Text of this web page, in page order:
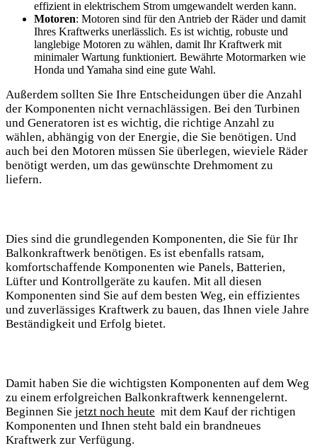
effizient in​ elektrischem Strom umgewandelt werden kann.
Motoren: Motoren‌ sind für den Antrieb der Räder und damit
Ihres⁢ Kraftwerks unerlässlich. Es​ ist⁢ wichtig, ‍robuste und​
langlebige Motoren zu ⁣wählen, damit‌ Ihr Kraftwerk mit
minimaler Wartung ‍funktioniert.⁤ Bewährte Motormarken wie
Honda und Yamaha sind eine gute Wahl.
Außerdem⁣ sollten Sie Ihre ​Entscheidungen über die Anzahl
der Komponenten nicht ‍vernachlässigen. ‌Bei ⁤den Turbinen
und Generatoren ist‍ es wichtig,​ die richtige Anzahl zu
⁣wählen, abhängig von ⁣der Energie, die‍ Sie ⁤benötigen. Und
auch bei​ den Motoren müssen Sie überlegen, ​wieviele Räder
benötigt werden, um das ‌gewünschte ⁢Drehmoment zu
liefern.
Dies sind die ⁤grundlegenden ⁢Komponenten, die ⁣Sie für Ihr
Balkonkraftwerk benötigen. ⁣Es‍ ist ebenfalls ‍ratsam,
komfortschaffende Komponenten‌ wie Panels,​ Batterien,
Lüfter und Kontrollgeräte zu kaufen. Mit all diesen
Komponenten sind Sie auf⁢ dem⁤ besten Weg, ein effizientes
und zuverlässiges Kraftwerk zu bauen, das Ihnen viele Jahre
⁤Beständigkeit und Erfolg bietet.
Damit haben Sie die wichtigsten Komponenten auf dem Weg
zu einem erfolgreichen ⁤Balkonkraftwerk kennengelernt.
Beginnen ‍Sie⁣ jetzt noch heute ‍ mit⁣ dem Kauf‌ der richtigen
‌Komponenten und Ihnen steht bald ein ‍brandneues⁢
Kraftwerk zur Verfügung.